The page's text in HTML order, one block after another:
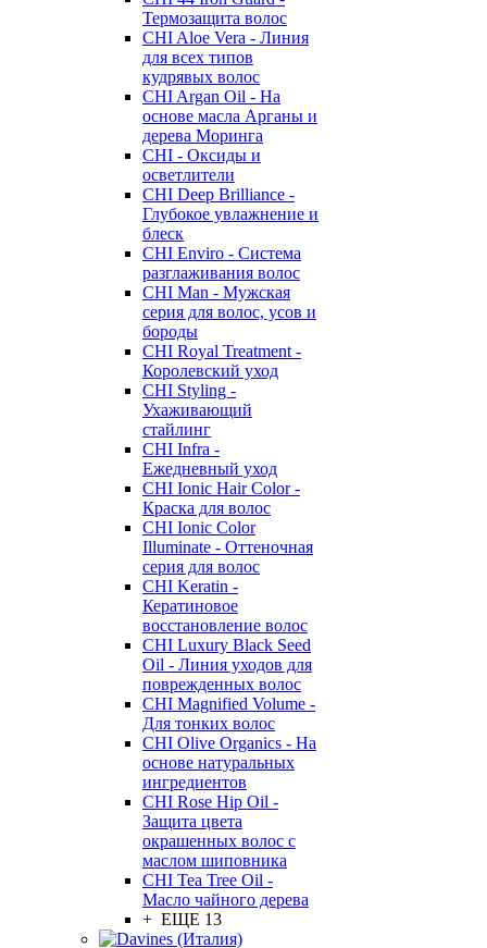
Термозащита волос
CHI Aloe Vera - Линия
для всех типов
кудрявых волос
CHI Argan Oil - На
основе масла Арганы и
дерева Моринга
CHI - Оксиды и
осветлители
CHI Deep Brilliance -
Глубокое увлажнение и
блеск
CHI Enviro - Система
разглаживания волос
CHI Man - Мужская
серия для волос, усов и
бороды
CHI Royal Treatment -
Королевский уход
CHI Styling -
Ухаживающий
стайлинг
CHI Infra -
Ежедневный уход
CHI Ionic Hair Color -
Краска для волос
CHI Ionic Color
Illuminate - Оттеночная
серия для волос
CHI Keratin -
Кератиновое
восстановление волос
CHI Luxury Black Seed
Oil - Линия уходов для
поврежденных волос
CHI Magnified Volume -
Для тонких волос
CHI Olive Organics - На
основе натуральных
ингредиентов
CHI Rose Hip Oil -
Защита цвета
окрашенных волос с
маслом шиповника
CHI Tea Tree Oil -
Масло чайного дерева
+ ЕЩЕ 13